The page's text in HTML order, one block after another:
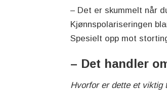
– Det er skummelt når
Kjønnspolariseringen
Spesielt opp mot
– Det handler
Hvorfor er dette et viktig